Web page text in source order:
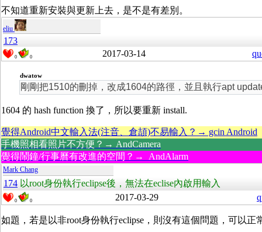
不知道重新安裝與更新上去，是不是有差別。
eliu
173
0 0 2017-03-14
dwatow
剛剛把1510的刪掉，改成1604的路徑，並且執行apt
1604 的 hash function 換了，所以要重新 install.
覺得Android中文輸入法(注音、倉頡)不易輸入？→ gcin Android
手機照相看照片不方便？→ AndCamera
覺得鬧鐘/行事曆有改進的空間？→ AndAlarm
Mark Chang
174 以root身份執行eclipse後，無法在eclise內啟用輸入
0 0 2017-03-29
如題，若是以非root身份執行eclipse，則沒有這個問題，可以正